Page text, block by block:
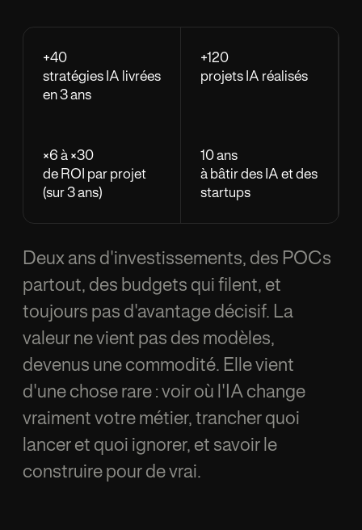
+40
stratégies IA livrées
en 3 ans
+120
projets IA réalisés
×6à×30
de ROI par projet
(sur 3 ans)
10 ans
àbâtir des IA et des
startups
Deux ans d'investissements, des POCs
partout, des budgets qui filent, et
toujours pas d'avantage décisif. La
valeur ne vient pas des modèles,
devenus une commodité. Elle vient
d'une chose rare : voir où l'IA change
vraiment votre métier, trancher quoi
lancer et quoi ignorer, et savoir le
construire pour de vrai.